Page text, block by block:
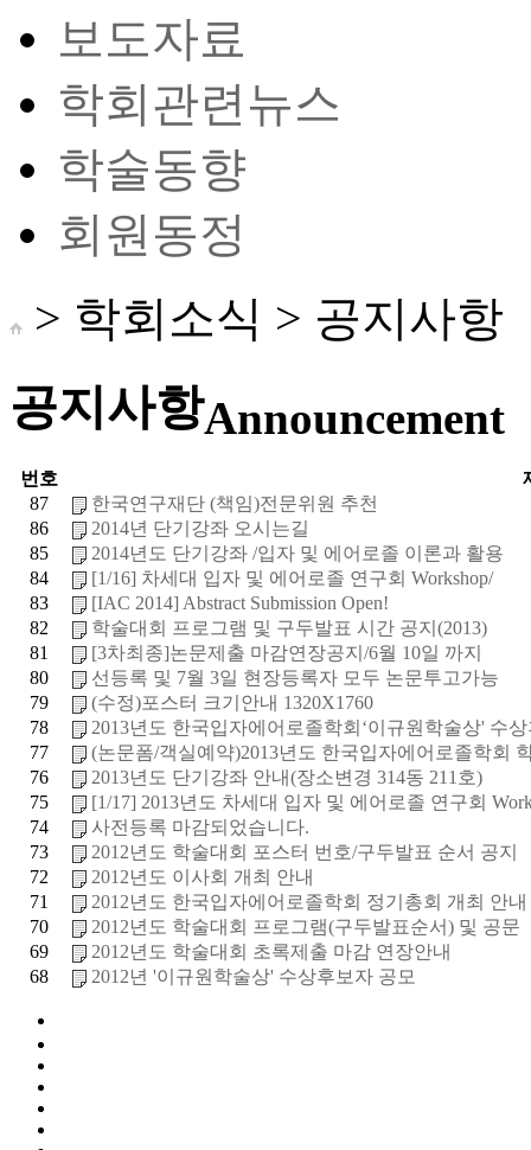
보도자료
학회관련뉴스
학술동향
회원동정
> 학회소식 > 공지사항
공지사항Announcement
번호
87
한국연구재단 (책임)전문위원 추천
86
2014년 단기강좌 오시는길
85
2014년도 단기강좌 /입자 및 에어로졸 이론과 활용
84
[1/16] 차세대 입자 및 에어로졸 연구회 Workshop/
83
[IAC 2014] Abstract Submission Open!
82
학술대회 프로그램 및 구두발표 시간 공지(2013)
81
[3차최종]논문제출 마감연장공지/6월 10일 까지
80
선등록 및 7월 3일 현장등록자 모두 논문투고가능
79
(수정)포스터 크기안내 1320X1760
78
2013년도 한국입자에어로졸학회‘이규원학술상' 수
77
(논문폼/객실예약)2013년도 한국입자에어로졸학회
76
2013년도 단기강좌 안내(장소변경 314동 211호)
75
[1/17] 2013년도 차세대 입자 및 에어로졸 연구회
74
사전등록 마감되었습니다.
73
2012년도 학술대회 포스터 번호/구두발표 순서 공지
72
2012년도 이사회 개최 안내
71
2012년도 한국입자에어로졸학회 정기총회 개최 안내
70
2012년도 학술대회 프로그램(구두발표순서) 및 공문
69
2012년도 학술대회 초록제출 마감 연장안내
68
2012년 '이규원학술상' 수상후보자 공모